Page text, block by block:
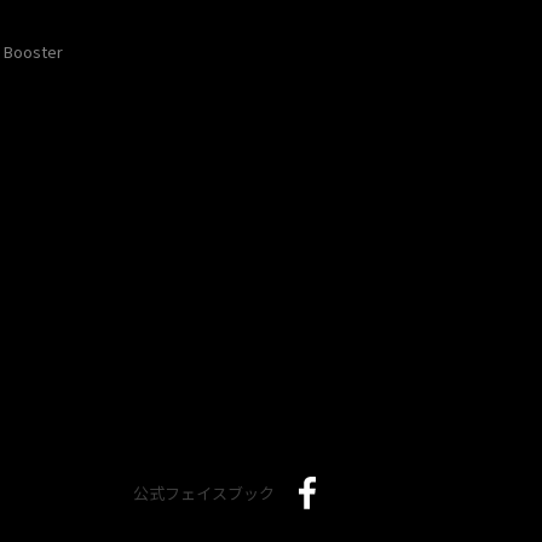
Booster
公式フェイスブック